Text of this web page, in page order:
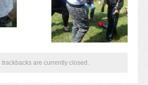
are currently closed.